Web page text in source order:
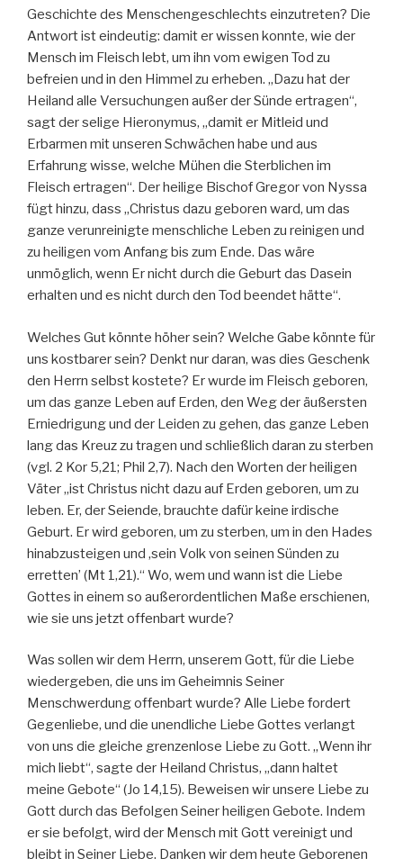
Geschichte des Menschengeschlechts einzutreten? Die
Antwort ist eindeutig: damit er wissen konnte, wie der
Mensch im Fleisch lebt, um ihn vom ewigen Tod zu
befreien und in den Himmel zu erheben. „Dazu hat der
Heiland alle Versuchungen außer der Sünde ertragen“,
sagt der selige Hieronymus, „damit er Mitleid und
Erbarmen mit unseren Schwächen habe und aus
Erfahrung wisse, welche Mühen die Sterblichen im
Fleisch ertragen“. Der heilige Bischof Gregor von Nyssa
fügt hinzu, dass „Christus dazu geboren ward, um das
ganze verunreinigte menschliche Leben zu reinigen und
zu heiligen vom Anfang bis zum Ende. Das wäre
unmöglich, wenn Er nicht durch die Geburt das Dasein
erhalten und es nicht durch den Tod beendet hätte“.
Welches Gut könnte höher sein? Welche Gabe könnte für
uns kostbarer sein? Denkt nur daran, was dies Geschenk
den Herrn selbst kostete? Er wurde im Fleisch geboren,
um das ganze Leben auf Erden, den Weg der äußersten
Erniedrigung und der Leiden zu gehen, das ganze Leben
lang das Kreuz zu tragen und schließlich daran zu sterben
(vgl. 2 Kor 5,21; Phil 2,7). Nach den Worten der heiligen
Väter „ist Christus nicht dazu auf Erden geboren, um zu
leben. Er, der Seiende, brauchte dafür keine irdische
Geburt. Er wird geboren, um zu sterben, um in den Hades
hinabzusteigen und ‚sein Volk von seinen Sünden zu
erretten’ (Mt 1,21).“ Wo, wem und wann ist die Liebe
Gottes in einem so außerordentlichen Maße erschienen,
wie sie uns jetzt offenbart wurde?
Was sollen wir dem Herrn, unserem Gott, für die Liebe
wiedergeben, die uns im Geheimnis Seiner
Menschwerdung offenbart wurde? Alle Liebe fordert
Gegenliebe, und die unendliche Liebe Gottes verlangt
von uns die gleiche grenzenlose Liebe zu Gott. „Wenn ihr
mich liebt“, sagte der Heiland Christus, „dann haltet
meine Gebote“ (Jo 14,15). Beweisen wir unsere Liebe zu
Gott durch das Befolgen Seiner heiligen Gebote. Indem
er sie befolgt, wird der Mensch mit Gott vereinigt und
bleibt in Seiner Liebe. Danken wir dem heute Geborenen